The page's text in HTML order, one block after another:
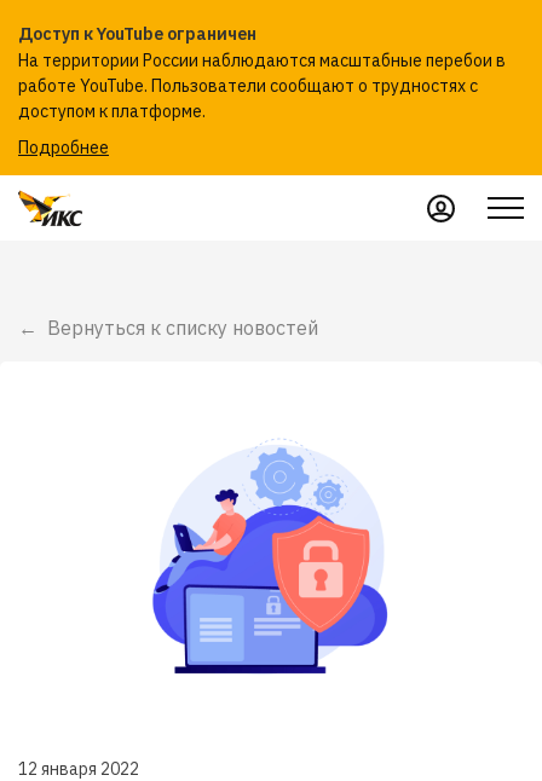
Доступ к YouTube ограничен
На территории России наблюдаются масштабные перебои в
работе YouTube. Пользователи сообщают о трудностях с
доступом к платформе.
Подробнее
Вернуться к списку новостей
12 января 2022